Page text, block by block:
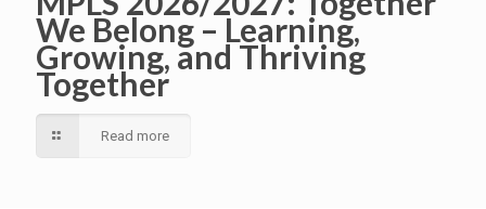
We Belong – Learning,
Growing, and Thriving
Together
Read more